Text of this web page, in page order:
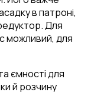
в патроні,
Для
можливий, для